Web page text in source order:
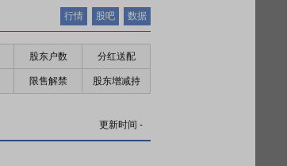
行情 股吧 数据
股东户数 分红送配
限售解禁 股东增减持
更新时间 -